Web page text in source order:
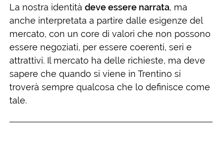
La nostra identità deve essere narrata, ma
anche interpretata a partire dalle esigenze del
mercato, con un core di valori che non possono
essere negoziati, per essere coerenti, seri e
attrattivi. Il mercato ha delle richieste, ma deve
sapere che quando si viene in Trentino si
troverà sempre qualcosa che lo definisce come
tale.